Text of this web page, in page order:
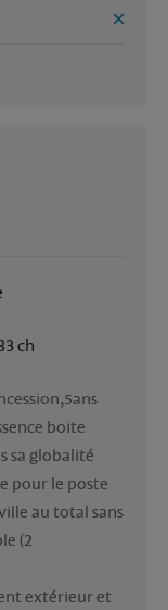
ch
boite
sa globalité
pour le poste
au total sans
(2
extérieur et